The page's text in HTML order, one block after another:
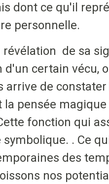
dont ce qu'il
personnelle.
révélation de sa
certain vécu,
arrive de constater
pensée magique
fonction qui
. Ce
des
nos